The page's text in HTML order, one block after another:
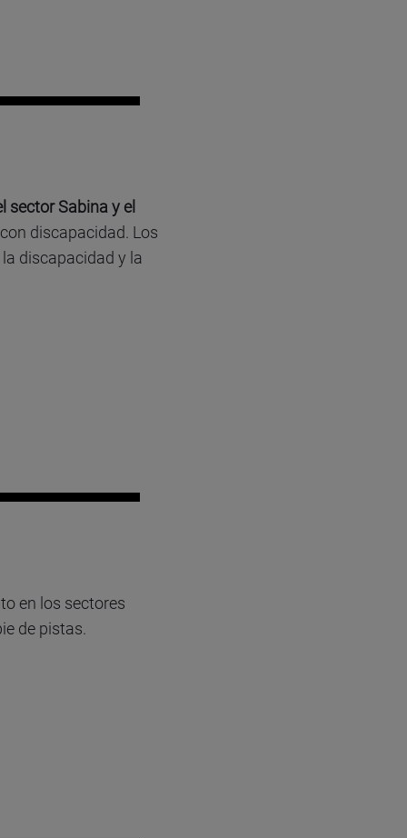
sector Sabina y el
discapacidad. Los
discapacidad y la
en los sectores
de pistas.